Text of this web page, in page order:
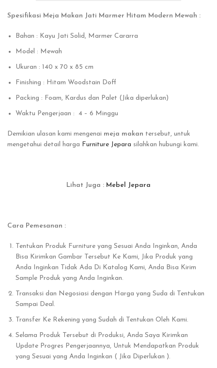
Spesifikasi Meja Makan Jati Marmer Hitam Modern Mewah :
Bahan : Kayu Jati Solid, Marmer Cararra
Model : Mewah
Ukuran : 140 x 70 x 85 cm
Finishing : Hitam Woodstain Doff
Packing : Foam, Kardus dan Palet (Jika diperlukan)
Waktu Pengerjaan : 4 – 6 Minggu
Demikian ulasan kami mengenai meja makan tersebut, untuk
mengetahui detail harga Furniture Jepara silahkan hubungi kami.
Lihat Juga : Mebel Jepara
Cara Pemesanan :
Tentukan Produk Furniture yang Sesuai Anda Inginkan, Anda
Bisa Kirimkan Gambar Tersebut Ke Kami, Jika Produk yang
Anda Inginkan Tidak Ada Di Katalog Kami, Anda Bisa Kirim
Sample Produk yang Anda Inginkan.
Transaksi dan Negosiasi dengan Harga yang Suda di Tentukan
Sampai Deal.
Transfer Ke Rekening yang Sudah di Tentukan Oleh Kami.
Selama Produk Tersebut di Produksi, Anda Saya Kirimkan
Update Progres Pengerjaannya, Untuk Mendapatkan Produk
yang Sesuai yang Anda Inginkan ( Jika Diperlukan ).